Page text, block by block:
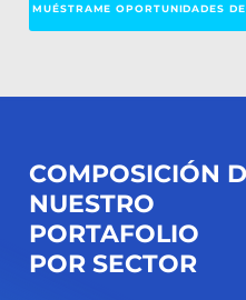
MUÉSTRAME OPORTUNIDADES
COMPOSICIÓN
NUESTRO
PORTAFOLIO
POR SECTOR